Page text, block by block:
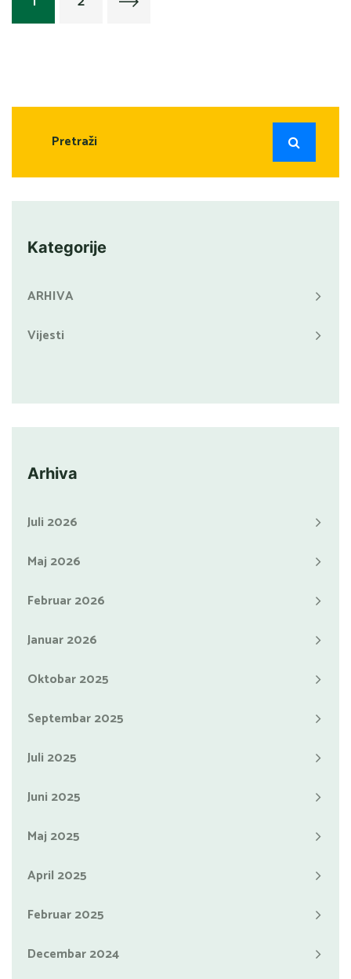
Kategorije
ARHIVA
Vijesti
Arhiva
Juli 2026
Maj 2026
Februar 2026
Januar 2026
Oktobar 2025
Septembar 2025
Juli 2025
Juni 2025
Maj 2025
April 2025
Februar 2025
Decembar 2024